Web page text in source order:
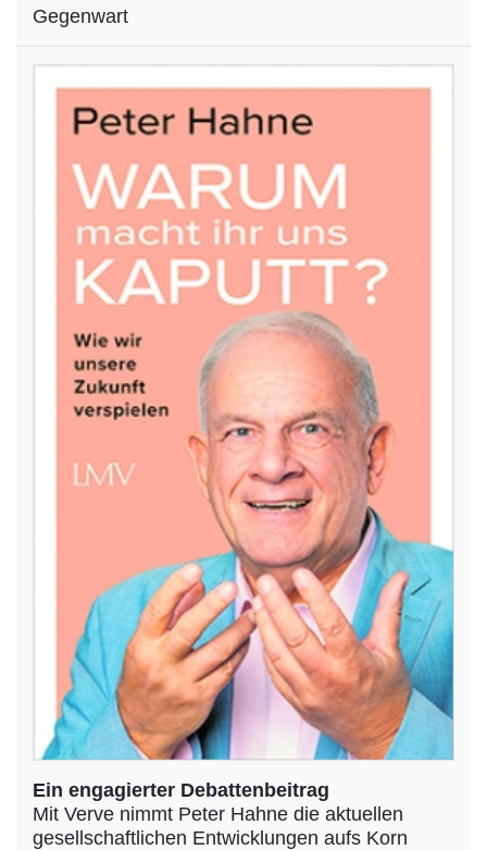
Gegenwart
Ein engagierter Debattenbeitrag
Mit Verve nimmt Peter Hahne die aktuellen
gesellschaftlichen Entwicklungen aufs Korn